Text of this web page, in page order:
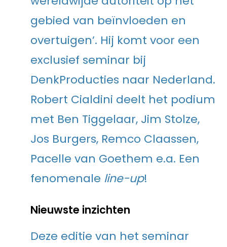
gebied van beïnvloeden en
overtuigen’. Hij komt voor een
exclusief seminar bij
DenkProducties naar Nederland.
Robert Cialdini deelt het podium
met Ben Tiggelaar, Jim Stolze,
Jos Burgers, Remco Claassen,
Pacelle van Goethem e.a. Een
fenomenale line-up!
Nieuwste inzichten
Deze editie van het seminar